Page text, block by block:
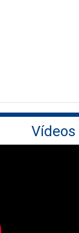
Vídeos